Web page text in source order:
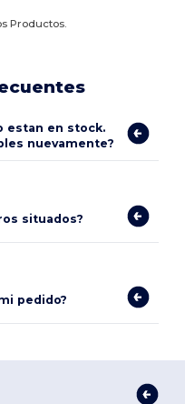
Productos.
estan en stock.
nuevamente?
situados?
pedido?